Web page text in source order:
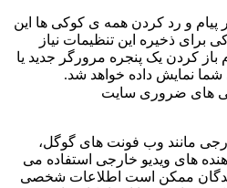
پیام و رد کردن همه ی کوکی ها این
را فعال کنید. ما به 2 کوکی برای ذخیره این تنظیمات نیاز
کردن یک پنجره مرورگر جدید یا
شما نمایش داده خواهد شد.
های ضروری سایت
مانند وب فونت های گوگل،
های ویدیو خارجی استفاده می
ممکن است اطلاعات شخصی